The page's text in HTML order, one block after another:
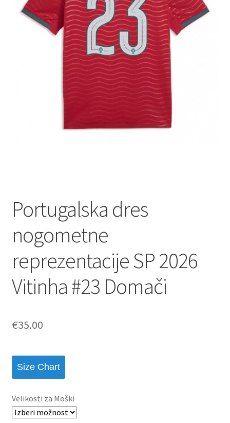
Portugalska dres
nogometne
reprezentacije SP 2026
Vitinha #23 Domači
€35.00
Size Chart
Velikosti za Moški